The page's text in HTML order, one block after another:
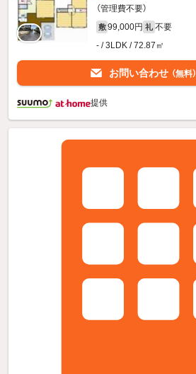
（管理費不要）
敷 99,000円 礼 不要
- / 3LDK / 72.87㎡
お問い合わせ （無料）
提供